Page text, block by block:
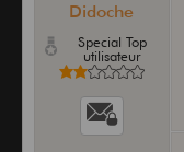
Didoche
Special Top
utilisateur